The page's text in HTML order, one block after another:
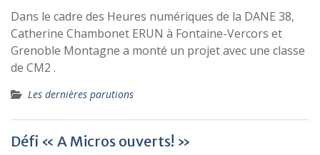
Dans le cadre des Heures numériques de la DANE 38,
Catherine Chambonet ERUN à Fontaine-Vercors et
Grenoble Montagne a monté un projet avec une classe
de CM2 .
Les dernières parutions
Défi « A Micros ouverts! »